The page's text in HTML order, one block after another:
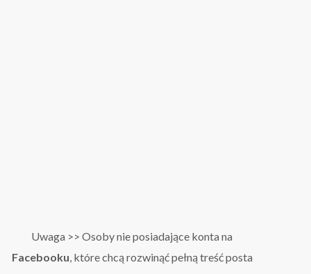
Uwaga >> Osoby nie posiadające konta na
Facebooku , które chcą rozwinąć pełną treść posta